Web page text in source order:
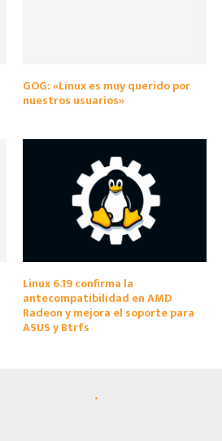
GOG: «Linux es muy querido por
nuestros usuarios»
Linux 6.19 confirma la
antecompatibilidad en AMD
Radeon y mejora el soporte para
ASUS y Btrfs